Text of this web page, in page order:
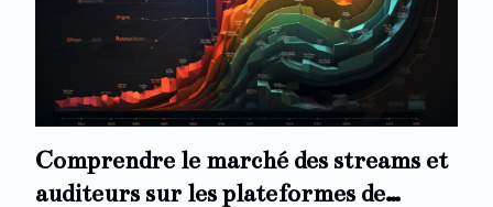
Comprendre le marché des streams et
auditeurs sur les plateformes de